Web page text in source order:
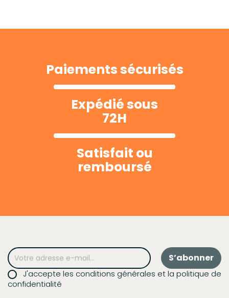
Paiements sécurisés
Expédié sous
72H
Satisfait ou
remboursé
J'accepte les conditions générales et la politique de
confidentialité